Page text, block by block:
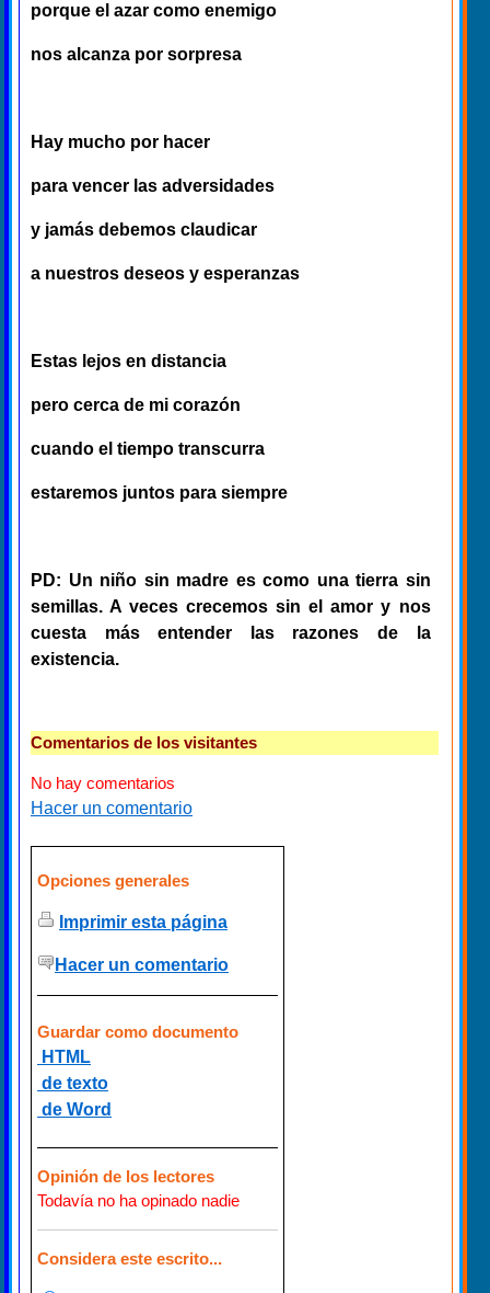
porque el azar como enemigo
nos alcanza por sorpresa
Hay mucho por hacer
para vencer las adversidades
y jamás debemos claudicar
a nuestros deseos y esperanzas
Estas lejos en distancia
pero cerca de mi corazón
cuando el tiempo transcurra
estaremos juntos para siempre
PD: Un niño sin madre es como una tierra sin
semillas. A veces crecemos sin el amor y nos
cuesta más entender las razones de la
existencia.
Comentarios de los visitantes
No hay comentarios
Hacer un comentario
Opciones generales
Imprimir esta página
Hacer un comentario
Guardar como documento
HTML
de texto
de Word
Opinión de los lectores
Todavía no ha opinado nadie
Considera este escrito...